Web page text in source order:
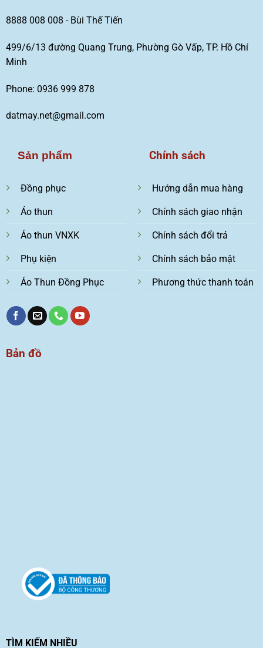
8888 008 008 - Bùi Thế Tiến
499/6/13 đường Quang Trung, Phường Gò Vấp, TP. Hồ Chí
Minh
Phone: 0936 999 878
datmay.net@gmail.com
Sản phẩm
Đồng phục
Áo thun
Áo thun VNXK
Phụ kiện
Áo Thun Đồng Phục
Chính sách
Hướng dẫn mua hàng
Chính sách giao nhận
Chính sách đổi trả
Chính sách bảo mật
Phương thức thanh toán
Bản đồ
TÌM KIẾM NHIỀU